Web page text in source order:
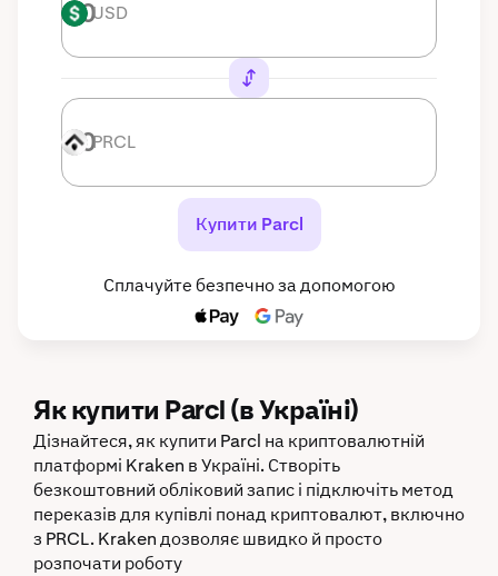
USD USD
PRCL PRCL
Купити Parcl
Сплачуйте безпечно за допомогою
Як купити Parcl (в Україні)
Дізнайтеся, як купити Parcl на криптовалютній
платформі Kraken в Україні. Створіть
безкоштовний обліковий запис і підключіть метод
переказів для купівлі понад криптовалют, включно
з PRCL. Kraken дозволяє швидко й просто
розпочати роботу